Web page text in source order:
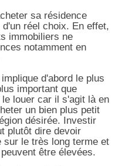
sa résidence
réel choix. En effet,
immobiliers ne
notamment en
d'abord le plus
important que
louer car il s'agit là en
un bien plus petit
désirée. Investir
plutôt dire devoir
sur le très long terme et
être élevées.